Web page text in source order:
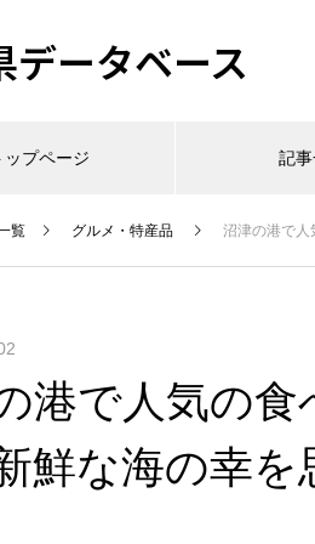
データベース
ップページ 記
覧 グルメ・特産品 沼津の港で人
港で人気の
鮮な海の幸を